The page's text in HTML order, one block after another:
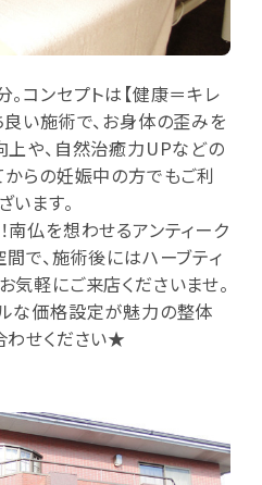
コンセプトは【健康＝キレ
い施術で、お身体の歪みを
上や、自然治癒力UPなどの
からの妊娠中の方でもご利
ます。
仏を想わせるアンティーク
で、施術後にはハーブティ
軽にご来店くださいませ。
な価格設定が魅力の整体
わせください★